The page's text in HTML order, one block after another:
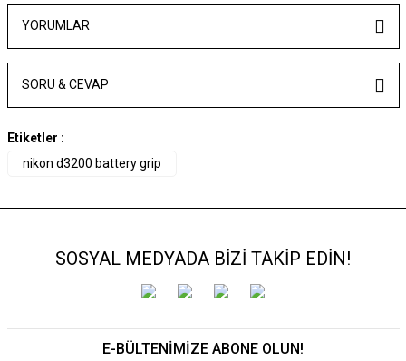
YORUMLAR
SORU & CEVAP
Etiketler :
nikon d3200 battery grip
SOSYAL MEDYADA BİZİ TAKİP EDİN!
E-BÜLTENİMİZE ABONE OLUN!